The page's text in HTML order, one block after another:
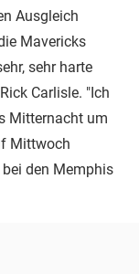
Ausgleich
Mavericks
sehr harte
Carlisle. "Ich
Mitternacht um
Mittwoch
den Memphis